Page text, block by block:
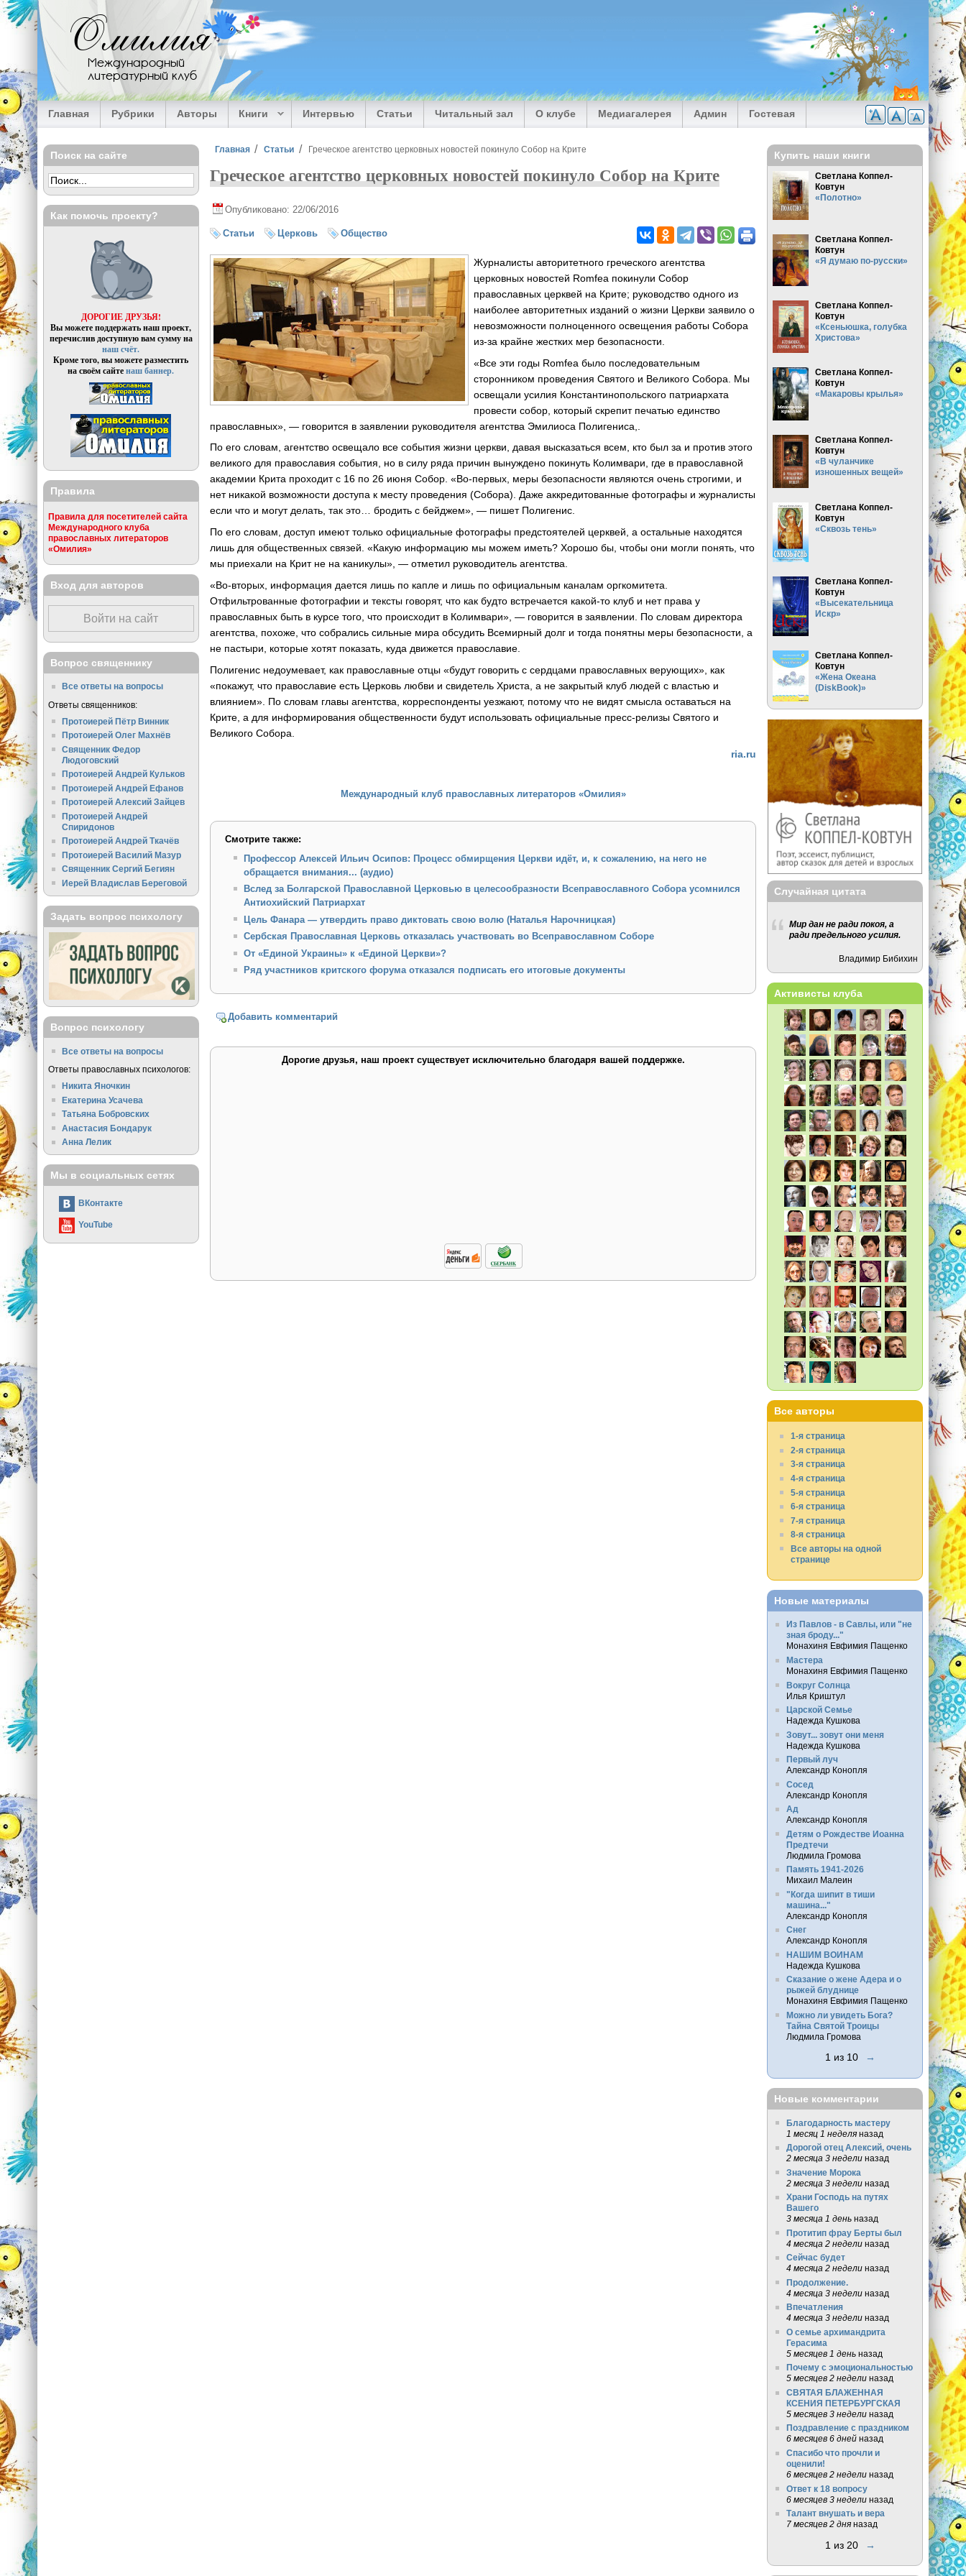
Перейти к основному содержанию
Омилия
Международный
литературный клуб
Главная Рубрики Авторы Книги Интервью Статьи Читальный зал О клубе Медиагалерея Админ Гостевая
Вы здесь
Главная Статьи Греческое агентство церковных новостей покинуло Собор на Крите
Греческое агентство церковных новостей покинуло Собор на Крите
Опубликовано: 22/06/2016
Статьи Церковь Общество
Журналисты авторитетного греческого агентства
церковных новостей Romfea покинули Собор
православных церквей на Крите; руководство одного из
наиболее авторитетных изданий о жизни Церкви заявило о
невозможности полноценного освещения работы Собора
из-за крайне жестких мер безопасности.
«Все эти годы Romfea было последовательным
сторонником проведения Святого и Великого Собора. Мы
освещали усилия Константинопольского патриархата
провести собор, который скрепит печатью единство
православных», — говорится в заявлении руководителя агентства Эмилиоса Полигениса,.
По его словам, агентство освещало все события жизни церкви, давая высказаться всем, кто был за и против этого
великого для православия события, но в силу ряда причин вынуждено покинуть Колимвари, где в православной
академии Крита проходит с 16 по 26 июня Собор. «Во-первых, меры безопасности являются очень строгими, и
нет никакой возможности доступа к месту проведения (Собора). Даже аккредитованные фотографы и журналисты
если что и могут делать, так это… бродить с бейджем», — пишет Полигенис.
По его словам, доступ имеют только официальные фотографы предстоятелей церквей, а остальные находятся
лишь для общественных связей. «Какую информацию мы можем иметь? Хорошо бы, чтобы они могли понять, что
мы приехали на Крит не на каникулы», — отметил руководитель агентства.
«Во-вторых, информация дается лишь по капле и лишь по официальным каналам оргкомитета.
Отфильтрованные фотографии и тексты говорят, что как будто встречается какой-то клуб и нет права у
православных быть в курсе того, что происходит в Колимвари», — говорится в заявлении. По словам директора
агентства, похоже, что собрались сильные мира обсудить Всемирный долг и тогда понятны меры безопасности, а
не пастыри, которые хотят показать, куда движется православие.
Полигенис недоумевает, как православные отцы «будут говорить с сердцами православных верующих», как
«покажут, что православие есть Церковь любви и свидетель Христа, а не закрытый клуб людей с властью и
влиянием». По словам главы агентства, корреспонденты уезжают, потому что не видят смысла оставаться на
Крите, а для информирования общественности будут использовать официальные пресс-релизы Святого и
Великого Собора.
ria.ru
Международный клуб православных литераторов «Омилия»
Смотрите также:
Профессор Алексей Ильич Осипов: Процесс обмирщения Церкви идёт, и, к сожалению, на него не
обращается внимания... (аудио)
Вслед за Болгарской Православной Церковью в целесообразности Всеправославного Собора усомнился
Антиохийский Патриархат
Цель Фанара — утвердить право диктовать свою волю (Наталья Нарочницкая)
Сербская Православная Церковь отказалась участвовать во Всеправославном Соборе
От «Единой Украины» к «Единой Церкви»?
Ряд участников критского форума отказался подписать его итоговые документы
Добавить комментарий
Дорогие друзья, наш проект существует исключительно благодаря вашей поддержке.
Поиск на сайте
Как помочь проекту?
ДОРОГИЕ ДРУЗЬЯ!
Вы можете поддержать наш проект,
перечислив доступную вам сумму на
наш счёт.
Кроме того, вы можете разместить
на своём сайтенаш баннер.
Правила
Правила для посетителей сайта
Международного клуба
православных литераторов
«Омилия»
Вход для авторов
Войти на сайт
Вопрос священнику
Все ответы на вопросы
Ответы священников:
Протоиерей Пётр Винник
Протоиерей Олег Махнёв
Священник Федор
Людоговский
Протоиерей Андрей Кульков
Протоиерей Андрей Ефанов
Протоиерей Алексий Зайцев
Протоиерей Андрей
Спиридонов
Протоиерей Андрей Ткачёв
Протоиерей Василий Мазур
Священник Сергий Бегиян
Иерей Владислав Береговой
Задать вопрос психологу
Вопрос психологу
Все ответы на вопросы
Ответы православных психологов:
Никита Яночкин
Екатерина Усачева
Татьяна Бобровских
Анастасия Бондарук
Анна Лелик
Мы в социальных сетях
ВКонтакте
YouTube
Купить наши книги
Светлана Коппел-
Ковтун
«Полотно»
Светлана Коппел-
Ковтун
«Я думаю по-русски»
Светлана Коппел-
Ковтун
«Ксеньюшка, голубка
Христова»
Светлана Коппел-
Ковтун
«Макаровы крылья»
Светлана Коппел-
Ковтун
«В чуланчике
изношенных вещей»
Светлана Коппел-
Ковтун
«Сквозь тень»
Светлана Коппел-
Ковтун
«Высекательница
Искр»
Светлана Коппел-
Ковтун
«Жена Океана
(DiskBook)»
Случайная цитата
Мир дан не ради покоя, а
ради предельного усилия.
Владимир Бибихин
Активисты клуба
Все авторы
1-я страница
2-я страница
3-я страница
4-я страница
5-я страница
6-я страница
7-я страница
8-я страница
Все авторы на одной
странице
Новые материалы
Из Павлов - в Савлы, или "не
зная броду..."
Монахиня Евфимия Пащенко
Мастера
Монахиня Евфимия Пащенко
Вокруг Солнца
Илья Криштул
Царской Семье
Надежда Кушкова
Зовут... зовут они меня
Надежда Кушкова
Первый луч
Александр Конопля
Сосед
Александр Конопля
Ад
Александр Конопля
Детям о Рождестве Иоанна
Предтечи
Людмила Громова
Память 1941-2026
Михаил Малеин
"Когда шипит в тиши
машина..."
Александр Конопля
Снег
Александр Конопля
НАШИМ ВОИНАМ
Надежда Кушкова
Сказание о жене Адера и о
рыжей блуднице
Монахиня Евфимия Пащенко
Можно ли увидеть Бога?
Тайна Святой Троицы
Людмила Громова
1 из 10 →
Новые комментарии
Благодарность мастеру
1 месяц 1 неделяназад
Дорогой отец Алексий, очень
2 месяца 3 неделиназад
Значение Морока
2 месяца 3 неделиназад
Храни Господь на путях
Вашего
3 месяца 1 деньназад
Протитип фрау Берты был
4 месяца 2 неделиназад
Сейчас будет
4 месяца 2 неделиназад
Продолжение.
4 месяца 3 неделиназад
Впечатления
4 месяца 3 неделиназад
О семье архимандрита
Герасима
5 месяцев 1 деньназад
Почему с эмоциональностью
5 месяцев 2 неделиназад
СВЯТАЯ БЛАЖЕННАЯ
КСЕНИЯ ПЕТЕРБУРГСКАЯ
5 месяцев 3 неделиназад
Поздравление с праздником
6 месяцев 6 днейназад
Спасибо что прочли и
оценили!
6 месяцев 2 неделиназад
Ответ к 18 вопросу
6 месяцев 3 неделиназад
Талант внушать и вера
7 месяцев 2 дняназад
1 из 20 →